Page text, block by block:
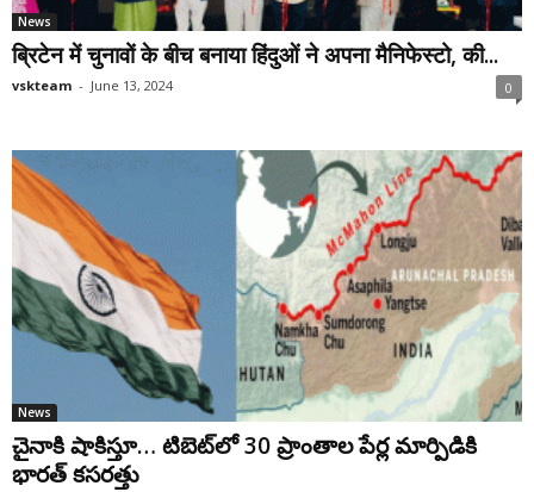
News
ब्रिटेन में चुनावों के बीच बनाया हिंदुओं ने अपना मैनिफेस्टो, की...
vskteam - June 13, 2024 0
News
చైనాకి షాకిస్తూ… టిబెట్‌లో 30 ప్రాంతాల పేర్ల మార్పిడికి
భారత్ కసరత్తు